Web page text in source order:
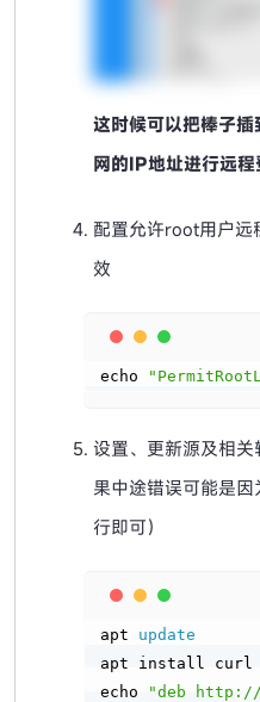
这时候可以把棒子
网的IP地址进行远程
配置允许root用户远
效
echo
设置、更新源及相
果中途错误可能是
行即可）
apt update
apt install curl
echo
"deb http://